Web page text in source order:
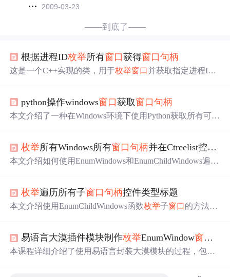
2009-03-23
——到底了——
根据进程ID枚举所有窗口获得窗口句柄
这是一个C++实现的类，用于枚举窗口并获取指定进程ID
python操作windows窗口获取窗口句柄
本文介绍了一种在Windows环境下使用Python获取所有可显
口 句柄和对应的窗口标题。
枚举所有Windows所有窗口句柄并在Ctreelist控件显示
本文介绍如何使用EnumWindows和EnumChildWindows遍历
链表管理窗口信息，实现层次结构的展示。
枚举遍历所有子窗口句柄控件类型标题
本文介绍使用EnumChildWindows函数枚举子窗口的方法，
体消息的技术。
易语言大漠插件模块制作枚举EnumWindow窗口
本课程详细介绍了使用易语言封装大漠模块的过程，包括